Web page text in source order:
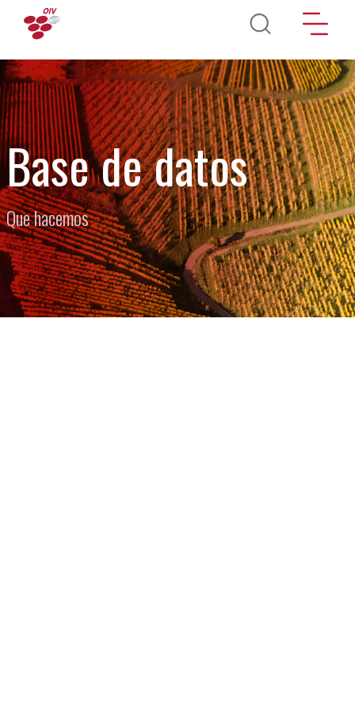
Pasar al contenido principal
Base de datos
Que hacemos